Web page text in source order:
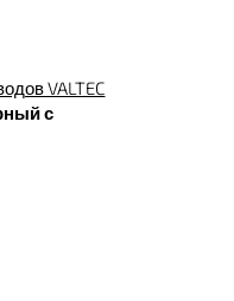
VALTEC
с